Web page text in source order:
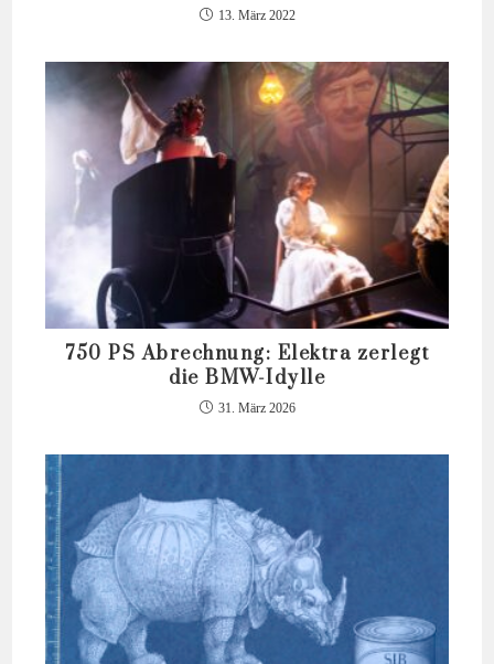
13. März 2022
750 PS Abrechnung: Elektra zerlegt
die BMW-Idylle
31. März 2026